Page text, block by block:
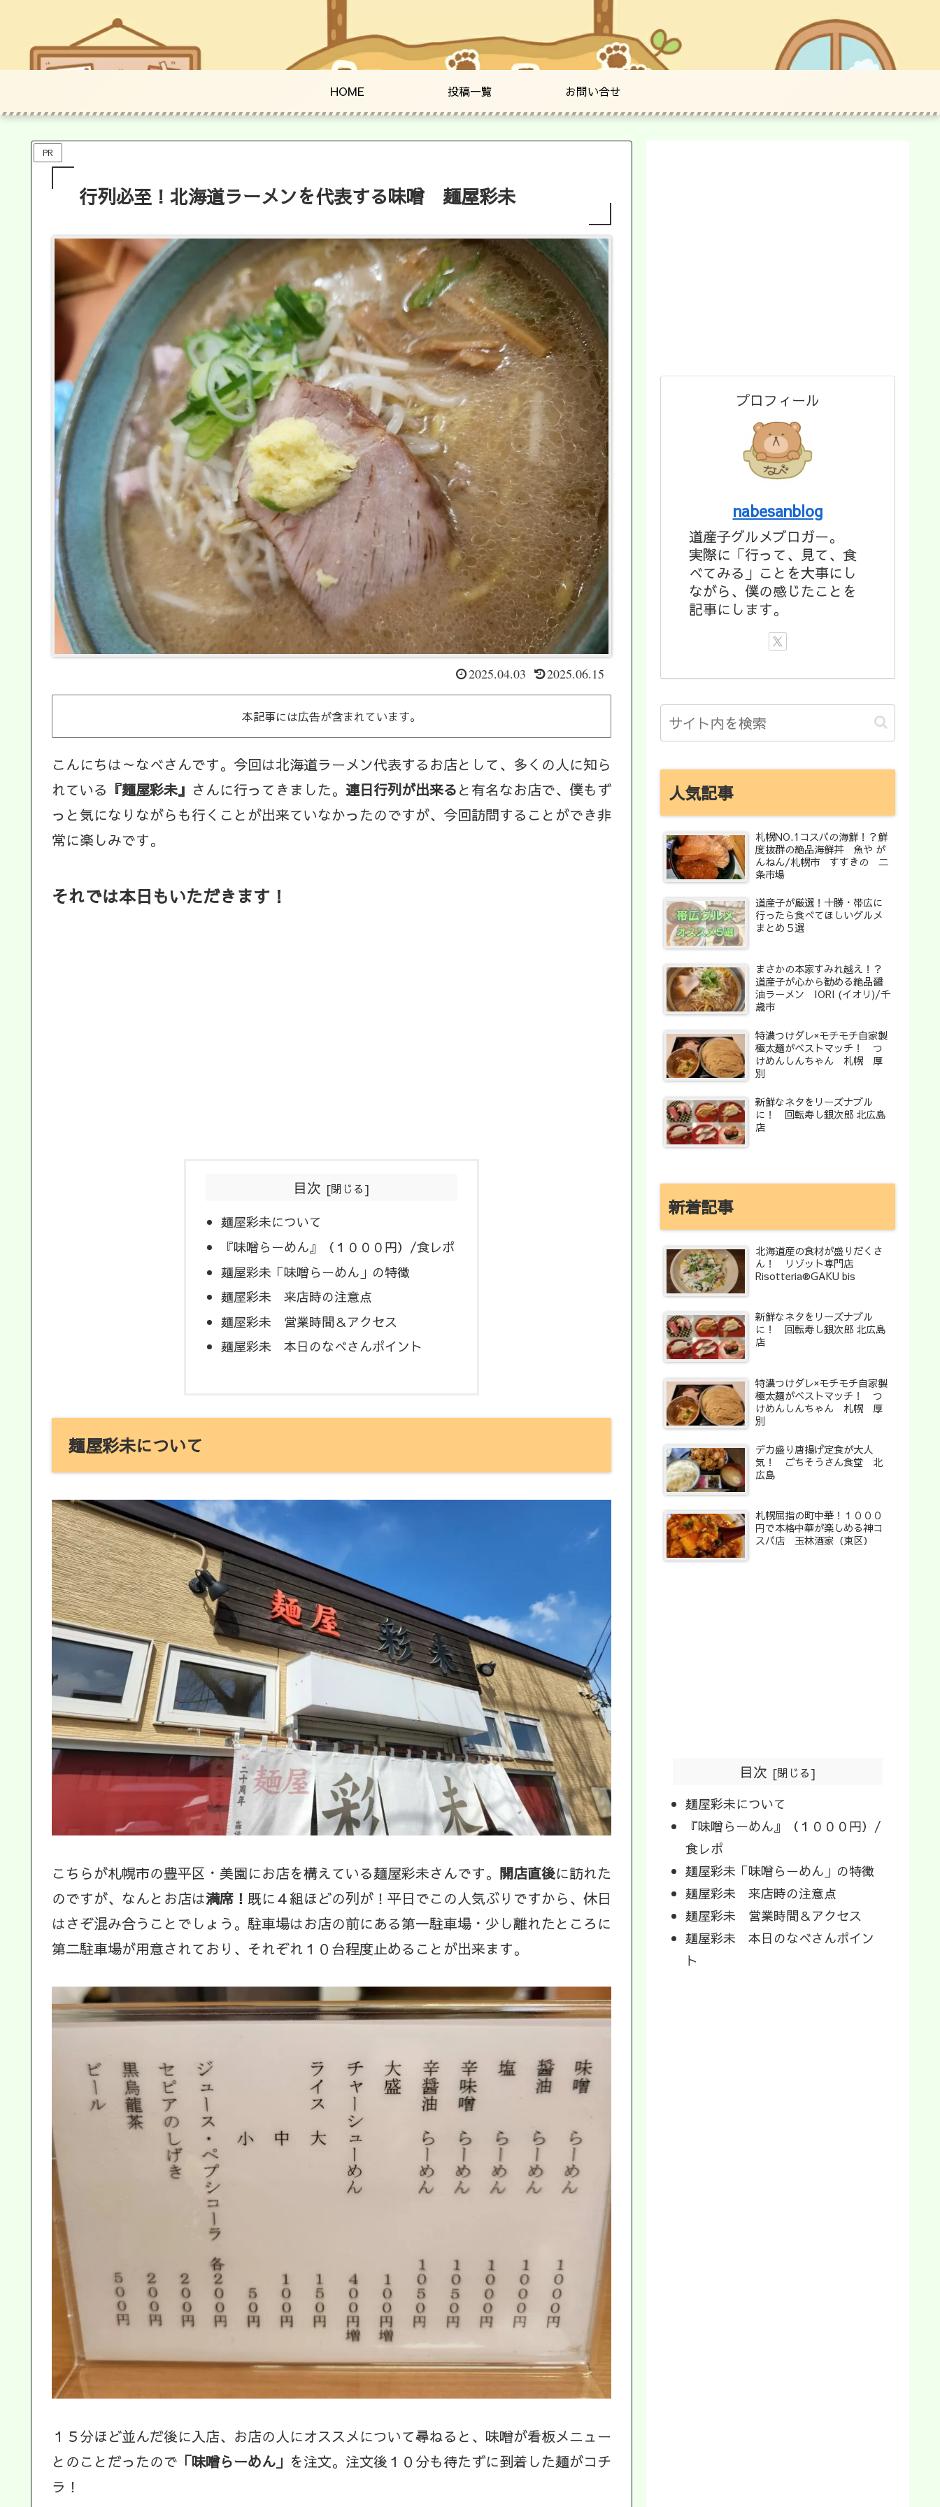
HOME 投稿一覧 お問い合せ
PR
行列必至！北海道ラーメンを代表する味噌 麺屋彩未
2025.04.03 2025.06.15
本記事には広告が含まれています。
こんにちは～なべさんです。今回は北海道ラーメン代表するお店として、多くの人に知ら
れている 『麺屋彩未』 さんに行ってきました。 連日行列が出来ると有名なお店で、僕もず
っと気になりながらも行くことが出来ていなかったのですが、今回訪問することができ非
常に楽しみです。
それでは本日もいただきます！
目次
麺屋彩未について
『味噌らーめん』（１０００円）/食レポ
麺屋彩未「味噌らーめん」の特徴
麺屋彩未 来店時の注意点
麺屋彩未 営業時間＆アクセス
麺屋彩未 本日のなべさんポイント
麺屋彩未について
こちらが札幌市の豊平区・美園にお店を構えている麺屋彩未さんです。 開店直後に訪れた
のですが、なんとお店は満席！ 既に４組ほどの列が！平日でこの人気ぶりですから、休日
はさぞ混み合うことでしょう。駐車場はお店の前にある第一駐車場・少し離れたところに
第二駐車場が用意されており、それぞれ１０台程度止めることが出来ます。
１５分ほど並んだ後に入店、お店の人にオススメについて尋ねると、味噌が看板メニュー
とのことだったので 「味噌らーめん」 を注文。注文後１０分も待たずに到着した麺がコチ
ラ！
プロフィール
nabesanblog
道産子グルメブロガー。
実際に「行って、見て、食
べてみる」ことを大事にし
ながら、僕の感じたことを
記事にします。
人気記事
札幌NO.1コスパの海鮮！？鮮
度抜群の絶品海鮮丼 魚や が
んねん/札幌市 すすきの 二
条市場
道産子が厳選！十勝・帯広に
行ったら食べてほしいグルメ
まとめ５選
まさかの本家すみれ越え！？
道産子が心から勧める絶品醤
油ラーメン IORI (イオリ)/千
歳市
特濃つけダレ×モチモチ自家製
極太麺がベストマッチ！ つ
けめんしんちゃん 札幌 厚
別
新鮮なネタをリーズナブル
に！ 回転寿し銀次郎 北広島
店
新着記事
北海道産の食材が盛りだくさ
ん！ リゾット専門店
Risotteria®︎GAKU bis
新鮮なネタをリーズナブル
に！ 回転寿し銀次郎 北広島
店
特濃つけダレ×モチモチ自家製
極太麺がベストマッチ！ つ
けめんしんちゃん 札幌 厚
別
デカ盛り唐揚げ定食が大人
気！ ごちそうさん食堂 北
広島
札幌屈指の町中華！１０００
円で本格中華が楽しめる神コ
スパ店 玉林酒家（東区）
目次
麺屋彩未について
『味噌らーめん』（１０００円）/
食レポ
麺屋彩未「味噌らーめん」の特徴
麺屋彩未 来店時の注意点
麺屋彩未 営業時間＆アクセス
麺屋彩未 本日のなべさんポイン
ト